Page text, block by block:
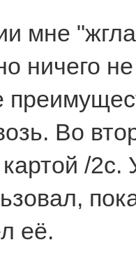
мне
ничего
Во
/
её.